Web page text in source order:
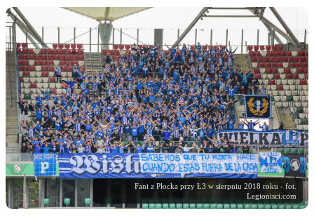
Fani z Płocka przy Ł3 w sierpniu 2018 roku - fot.
Legionisci.com